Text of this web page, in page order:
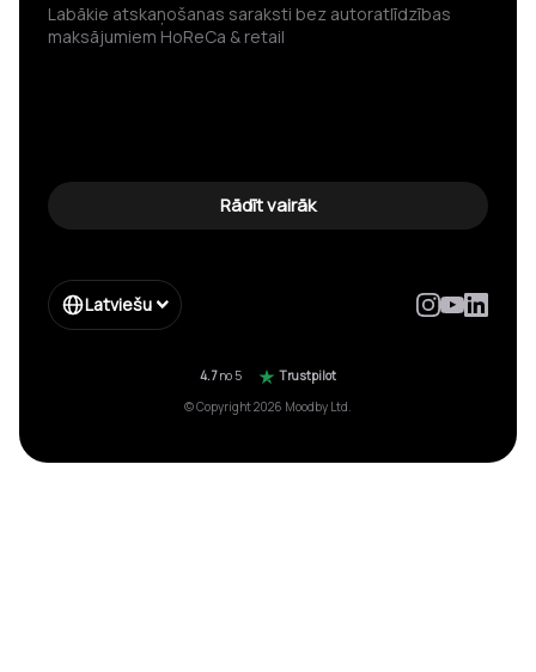
Labākie atskaņošanas saraksti bez autoratlīdzības
maksājumiem HoReCa & retail
Rādīt vairāk
Latviešu
4.7no 5
Trustpilot
© Copyright 2026 Moodby Ltd.